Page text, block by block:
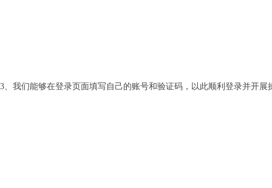
3、我们能够在登录页面填写自己的账号和验证码，以此顺利登录并开展